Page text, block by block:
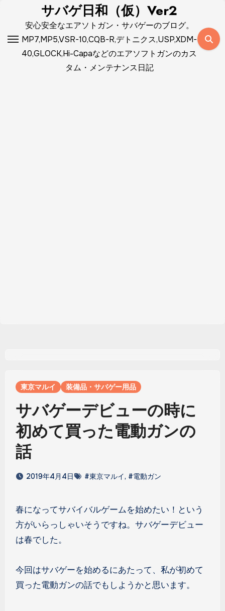
サバゲ日和（仮）Ver2
安心安全なエアソトガン・サバゲーのブログ。
MP7,MP5,VSR-10,CQB-R,デトニクス,USP,XDM-
40,GLOCK,Hi-Capaなどのエアソフトガンのカス
タム・メンテナンス日記
東京マルイ 装備品・サバゲー用品
サバゲーデビューの時に
初めて買った電動ガンの
話
2019年4月4日 #東京マルイ, #電動ガン
春になってサバイバルゲームを始めたい！という
方がいらっしゃいそうですね。サバゲーデビュー
は春でした。
今回はサバゲーを始めるにあたって、私が初めて
買った電動ガンの話でもしようかと思います。